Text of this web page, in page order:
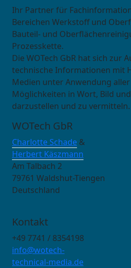
Ihr Partner für
Bereichen Werkstoff und
Bauteil- und
Prozesskette.
Die WOTech GbR hat sich zur
technische Informationen mit
Medien unter Anwendung
Möglichkeiten in Wort, Bild
darzustellen und zu vermitteln.
WOTech GbR
Charlotte Schade &
Herbert Käszmann
Am Talbach 2
79761 Waldshut-Tiengen
Deutschland
Kontakt
+49 7741 / 8354198
info@wotech-
technical-media.de